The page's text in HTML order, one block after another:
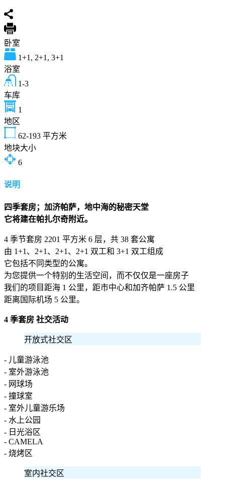
卧室
1+1, 2+1, 3+1
浴室
1-3
车库
1
地区
62-193 平方米
地块大小
6
说明
四季套房；加济帕萨，地中海的秘密天堂
它将建在帕扎尔奇附近。
4 季节套房 2201 平方米 6 层，共 38 套公寓
由 1+1、2+1、2+1、2+1 双工和 3+1 双工组成
它包括不同类型的公寓。
为您提供一个特别的生活空间，而不仅仅是一座房子
我们的项目距海 1 公里，距市中心和加齐帕萨 1.5 公里
距离国际机场 5 公里。
4 季套房 社交活动
开放式社交区
- 儿童游泳池
- 室外游泳池
- 网球场
- 撞球室
- 室外儿童游乐场
- 水上公园
- 日光浴区
- CAMELA
- 烧烤区
室内社交区